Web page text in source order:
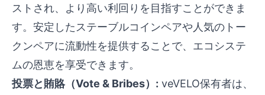
ストされ、より高い利回りを目指すことができま
す。安定したステーブルコインペアや人気のトー
クンペアに流動性を提供することで、エコシステ
ムの恩恵を享受できます。
投票と賄賂（Vote & Bribes）: veVELO保有者は、